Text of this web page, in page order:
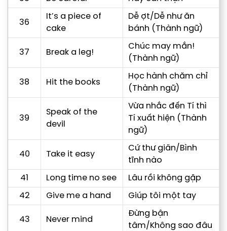
36
It’s a piece of
cake
Dễ ợt/Dễ như ăn
bánh (Thành ngữ)
37 Break a leg!
Chúc may mắn!
(Thành ngữ)
38 Hit the books
Học hành chăm chỉ
(Thành ngữ)
39
Speak of the
devil
Vừa nhắc đến Tí thì
Tí xuất hiện (Thành
ngữ)
40 Take it easy
Cứ thư giãn/Bình
tĩnh nào
41 Long time no see Lâu rồi không gặp
42 Give me a hand Giúp tôi một tay
43 Never mind
Đừng bận
tâm/Không sao đâu